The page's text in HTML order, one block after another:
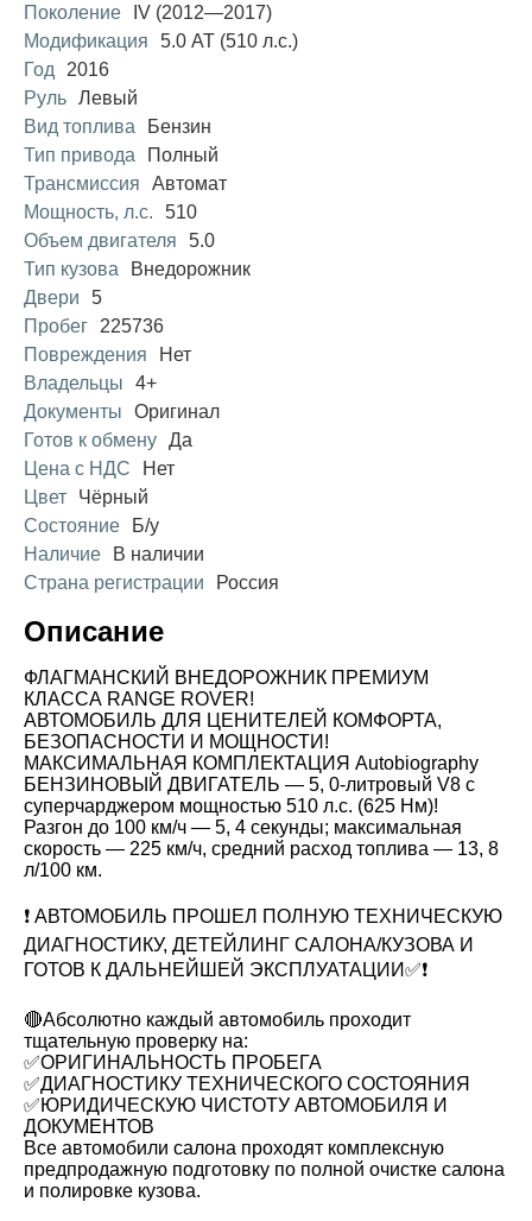
Поколение
IV (2012—2017)
Модификация
5.0 AT (510 л.с.)
Год
2016
Руль Левый
Вид топлива
Бензин
Тип привода
Полный
Трансмиссия
Автомат
Мощность, л.с.
510
Объем двигателя
5.0
Тип кузова
Внедорожник
Двери
5
Пробег
225736
Повреждения
Нет
Владельцы
4+
Документы
Оригинал
Готов к обмену Да
Цена с НДС
Нет
Цвет
Чёрный
Состояние
Б/у
Наличие
В наличии
Страна регистрации
Россия
Описание
ФЛАГМАНСКИЙ ВНЕДОРОЖНИК ПРЕМИУМ
КЛАССА RANGE ROVER!
АВТОМОБИЛЬ ДЛЯ ЦЕНИТЕЛЕЙ КОМФОРТА,
БЕЗОПАСНОСТИ И МОЩНОСТИ!
МАКСИМАЛЬНАЯ КОМПЛЕКТАЦИЯ Autobiography
БЕНЗИНОВЫЙ ДВИГАТЕЛЬ — 5, 0-литровый V8 с
суперчарджером мощностью 510 л.с. (625 Нм)!
Разгон до 100 км/ч — 5, 4 секунды; максимальная
скорость — 225 км/ч, средний расход топлива — 13, 8
л/100 км.
❗️ АВТОМОБИЛЬ ПРОШЕЛ ПОЛНУЮ ТЕХНИЧЕСКУЮ
ДИАГНОСТИКУ, ДЕТЕЙЛИНГ САЛОНА/КУЗОВА И
ГОТОВ К ДАЛЬНЕЙШЕЙ ЭКСПЛУАТАЦИИ✅❗️
🔴Абсолютно каждый автомобиль проходит
тщательную проверку на:
✅ОРИГИНАЛЬНОСТЬ ПРОБЕГА
✅ДИАГНОСТИКУ ТЕХНИЧЕСКОГО СОСТОЯНИЯ
✅ЮРИДИЧЕСКУЮ ЧИСТОТУ АВТОМОБИЛЯ И
ДОКУМЕНТОВ
Все автомобили салона проходят комплексную
предпродажную подготовку по полной очистке салона
и полировке кузова.